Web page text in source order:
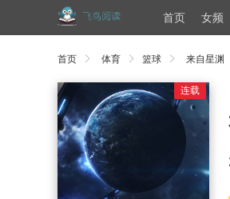
首页 女频
首页 体育 篮球 来自星渊
连载